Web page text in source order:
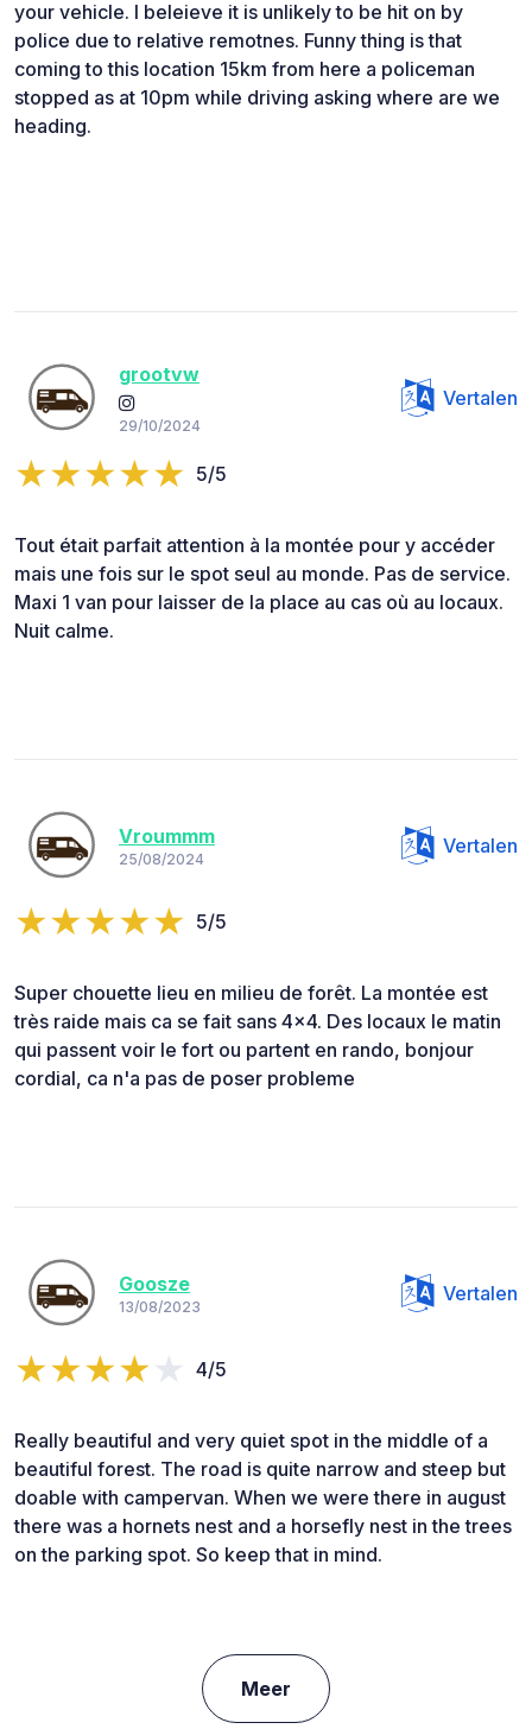
your vehicle. I beleieve it is unlikely to be hit on by
police due to relative remotnes. Funny thing is that
coming to this location 15km from here a policeman
stopped as at 10pm while driving asking where are we
heading.
grootvw
29/10/2024
Vertalen
5/5
Tout était parfait attention à la montée pour y accéder
mais une fois sur le spot seul au monde. Pas de service.
Maxi 1 van pour laisser de la place au cas où au locaux.
Nuit calme.
Vroummm
25/08/2024
Vertalen
5/5
Super chouette lieu en milieu de forêt. La montée est
très raide mais ca se fait sans 4x4. Des locaux le matin
qui passent voir le fort ou partent en rando, bonjour
cordial, ca n'a pas de poser probleme
Goosze
13/08/2023
Vertalen
4/5
Really beautiful and very quiet spot in the middle of a
beautiful forest. The road is quite narrow and steep but
doable with campervan. When we were there in august
there was a hornets nest and a horsefly nest in the trees
on the parking spot. So keep that in mind.
Meer